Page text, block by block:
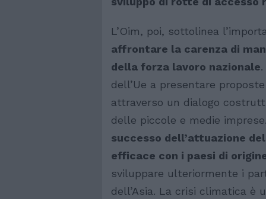
L’Oim, poi, sottolinea
affrontare la carenza di
della forza lavoro nazionale
dell’Ue a presentare
attraverso un dialogo
delle piccole e medie
successo dell’attuazione
efficace con i paesi di
sviluppare ulteriormente i
dell’Asia. La crisi climatica è